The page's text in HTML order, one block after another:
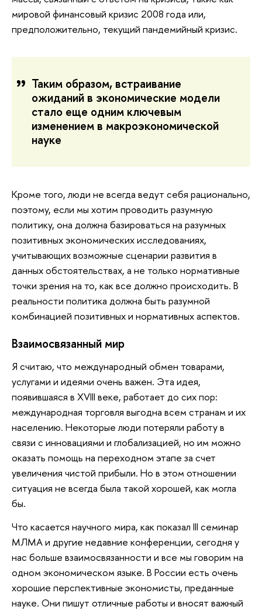
мировой финансовый кризис 2008 года или,
предположительно, текущий пандемийный кризис.
Таким образом, встраивание
ожиданий в экономические модели
стало еще одним ключевым
изменением в макроэкономической
науке
Кроме того, люди не всегда ведут себя рационально,
поэтому, если мы хотим проводить разумную
политику, она должна базироваться на разумных
позитивных экономических исследованиях,
учитывающих возможные сценарии развития в
данных обстоятельствах, а не только нормативные
точки зрения на то, как все должно происходить. В
реальности политика должна быть разумной
комбинацией позитивных и нормативных аспектов.
Взаимосвязанный мир
Я считаю, что международный обмен товарами,
услугами и идеями очень важен. Эта идея,
появившаяся в XVIII веке, работает до сих пор:
международная торговля выгодна всем странам и их
населению. Некоторые люди потеряли работу в
связи с инновациями и глобализацией, но им можно
оказать помощь на переходном этапе за счет
увеличения чистой прибыли. Но в этом отношении
ситуация не всегда была такой хорошей, как могла
бы.
Что касается научного мира, как показал III семинар
МЛМА и другие недавние конференции, сегодня у
нас больше взаимосвязанности и все мы говорим на
одном экономическом языке. В России есть очень
хорошие перспективные экономисты, преданные
науке. Они пишут отличные работы и вносят важный